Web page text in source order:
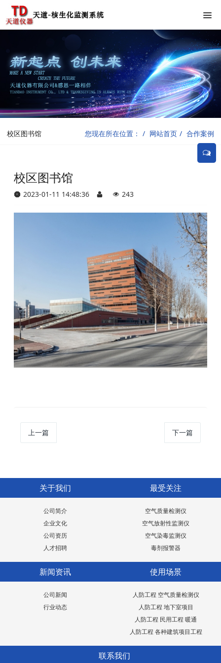
校区图书馆 您现在所在位置： 网站首页 合作案例
校区图书馆
2023-01-11 14:48:36 243
上一篇 下一篇
关于我们
公司简介
企业文化
公司资历
人才招聘
最受关注
空气质量检测仪
空气放射性监测仪
空气染毒监测仪
毒剂报警器
新闻资讯
公司新闻
行业动态
使用场景
人防工程 空气质量检测仪
人防工程 地下室项目
人防工程 民用工程 暖通
人防工程 各种建筑项目工程
联系我们